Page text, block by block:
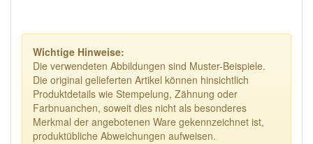
Wichtige Hinweise:
Die verwendeten Abbildungen sind Muster-Beispiele.
Die original gelieferten Artikel können hinsichtlich
Produktdetails wie Stempelung, Zähnung oder
Farbnuanchen, soweit dies nicht als besonderes
Merkmal der angebotenen Ware gekennzeichnet ist,
produktübliche Abweichungen aufweisen.